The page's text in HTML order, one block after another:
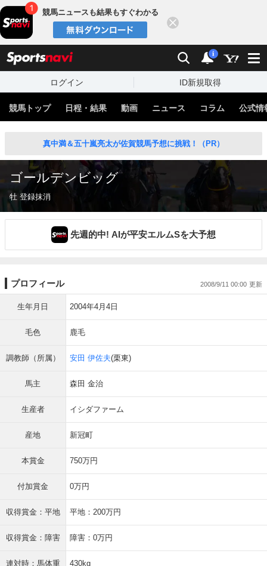
競馬ニュースも結果もすぐわかる
検索 通知
i
ログイン ID新規取得
競馬トップ 日程・結果 動画 ニュース コラム 公式情
真中満＆五十嵐亮太が佐賀競馬予想に挑戦！（PR）
ゴールデンビッグ
牡 登録抹消
先週的中! AIが平安エルムSを大予想
プロフィール 2008/9/11 00:00
生年月日 2004年4月4日
毛色 鹿毛
調教師（所属） 安田 伊佐夫(栗東)
馬主 森田 金治
生産者 イシダファーム
産地 新冠町
本賞金 750万円
付加賞金 0万円
収得賞金：平地 平地：200万円
収得賞金：障害 障害：0万円
連対時：馬体重 430kg